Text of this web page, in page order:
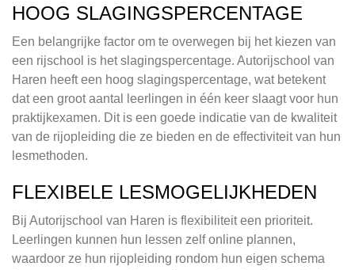
HOOG SLAGINGSPERCENTAGE
Een belangrijke factor om te overwegen bij het kiezen van
een rijschool is het slagingspercentage. Autorijschool van
Haren heeft een hoog slagingspercentage, wat betekent
dat een groot aantal leerlingen in één keer slaagt voor hun
praktijkexamen. Dit is een goede indicatie van de kwaliteit
van de rijopleiding die ze bieden en de effectiviteit van hun
lesmethoden.
FLEXIBELE LESMOGELIJKHEDEN
Bij Autorijschool van Haren is flexibiliteit een prioriteit.
Leerlingen kunnen hun lessen zelf online plannen,
waardoor ze hun rijopleiding rondom hun eigen schema